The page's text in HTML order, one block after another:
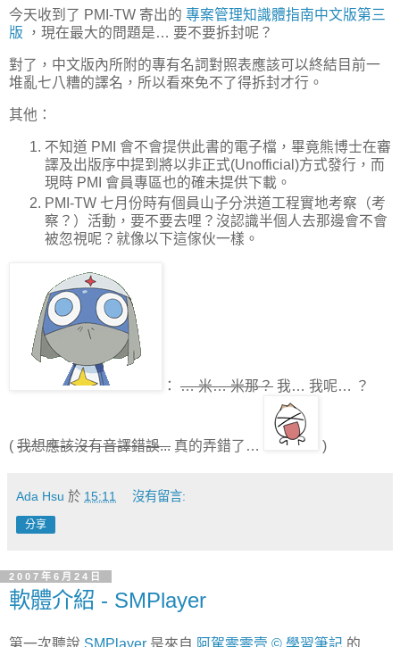
今天收到了 PMI-TW 寄出的 專案管理知識體指南中文版第三
版 ，現在最大的問題是… 要不要拆封呢？
對了，中文版內所附的專有名詞對照表應該可以終結目前一
堆亂七八糟的譯名，所以看來免不了得拆封才行。
其他：
不知道 PMI 會不會提供此書的電子檔，畢竟熊博士在審
譯及出版序中提到將以非正式(Unofficial)方式發行，而
現時 PMI 會員專區也的確未提供下載。
PMI-TW 七月份時有個員山子分洪道工程實地考察（考
察？）活動，要不要去哩？沒認識半個人去那邊會不會
被忽視呢？就像以下這傢伙一樣。
： … 米… 米那？ 我… 我呢… ？
( 我想應該沒有音譯錯誤... 真的弄錯了… )
Ada Hsu 於 15:11 沒有留言:
分享
2007年6月24日
軟體介紹 - SMPlayer
第一次聽說 SMPlayer 是來自 阿駕零零壹 © 學習筆記 的